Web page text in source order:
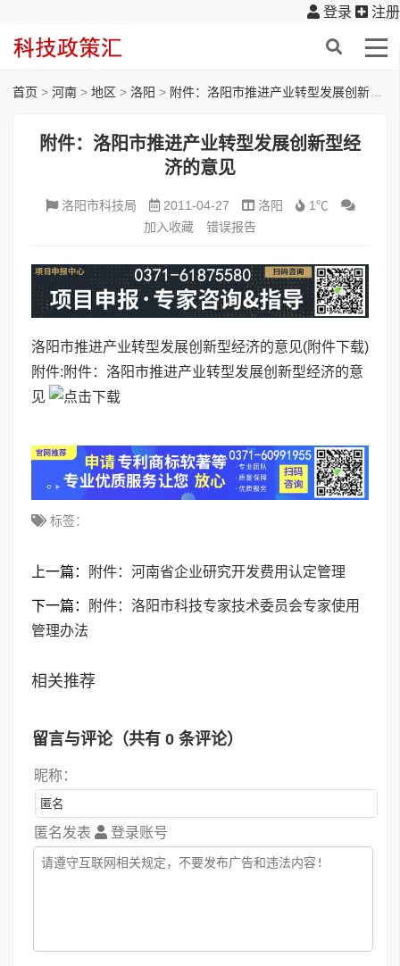
登录 注册
首页 > 河南 > 地区 > 洛阳 > 附件：洛阳市推进产业转型发展创新型经济的意见
附件：洛阳市推进产业转型发展创新型经
济的意见
洛阳市科技局 2011-04-27 洛阳
1℃
加入收藏
错误报告
洛阳市推进产业转型发展创新型经济的意见(附件下载)
附件: 附件：洛阳市推进产业转型发展创新型经济的意
见
标签：
上一篇： 附件：河南省企业研究开发费用认定管理
下一篇：
附件：洛阳市科技专家技术委员会专家使用
管理办法
相关推荐
留言与评论（共有 0 条评论）
昵称：
匿名发表 登录账号